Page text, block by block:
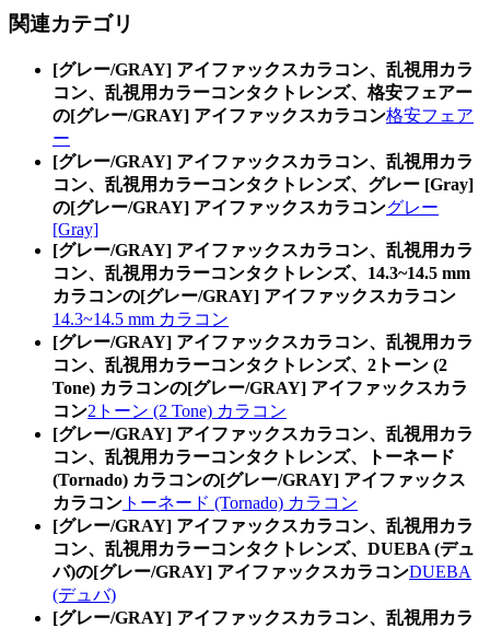
関連カテゴリ
[グレー/GRAY] アイファックスカラコン、乱視用カラ
コン、乱視用カラーコンタクトレンズ、格安フェアー
の[グレー/GRAY] アイファックスカラコン格安フェア
ー
[グレー/GRAY] アイファックスカラコン、乱視用カラ
コン、乱視用カラーコンタクトレンズ、グレー [Gray]
の[グレー/GRAY] アイファックスカラコングレー
[Gray]
[グレー/GRAY] アイファックスカラコン、乱視用カラ
コン、乱視用カラーコンタクトレンズ、14.3~14.5 mm
カラコンの[グレー/GRAY] アイファックスカラコン
14.3~14.5 mm カラコン
[グレー/GRAY] アイファックスカラコン、乱視用カラ
コン、乱視用カラーコンタクトレンズ、2トーン (2
Tone) カラコンの[グレー/GRAY] アイファックスカラ
コン2トーン (2 Tone) カラコン
[グレー/GRAY] アイファックスカラコン、乱視用カラ
コン、乱視用カラーコンタクトレンズ、トーネード
(Tornado) カラコンの[グレー/GRAY] アイファックス
カラコン トーネード (Tornado) カラコン
[グレー/GRAY] アイファックスカラコン、乱視用カラ
コン、乱視用カラーコンタクトレンズ、DUEBA (デュ
バ)の[グレー/GRAY] アイファックスカラコンDUEBA
(デュバ)
[グレー/GRAY] アイファックスカラコン、乱視用カラ